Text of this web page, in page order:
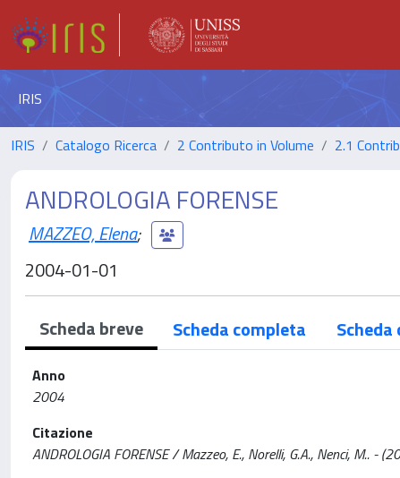
IRIS
IRIS Catalogo Ricerca 2 Contributo in Volume 2.1
ANDROLOGIA FORENSE
MAZZEO, Elena;
2004-01-01
Scheda breve Scheda completa Scheda
Anno
2004
Citazione
ANDROLOGIA FORENSE / Mazzeo, E., Norelli, G.A., Nenci, M.. -